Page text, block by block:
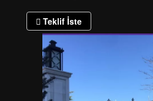
Teklif İste